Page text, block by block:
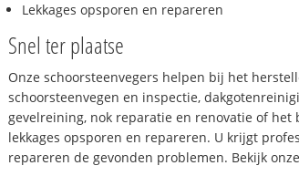
Lekkages opsporen en repareren
Snel ter plaatse
Onze schoorsteenvegers helpen bij het
schoorsteenvegen en inspectie,
gevelreining, nok reparatie en renovatie of het
lekkages opsporen en repareren. U krijgt
repareren de gevonden problemen. Bekijk onze